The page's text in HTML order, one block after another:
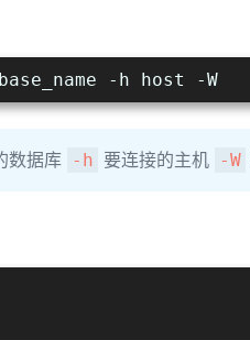
-h host -W
数据库 -h 要连接的主机 -W